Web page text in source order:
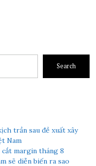
Search
trần sau đề xuất xây
Nam
cắt margin tháng 8
sẽ diễn biến ra sao